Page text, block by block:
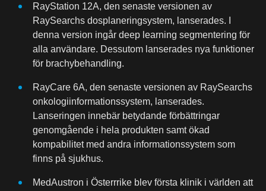
RayStation 12A, den senaste versionen av
RaySearchs dosplaneringsystem, lanserades. I
denna version ingår deep learning segmentering för
alla användare. Dessutom lanserades nya funktioner
för brachybehandling.
RayCare 6A, den senaste versionen av RaySearchs
onkologiinformationssystem, lanserades.
Lanseringen innebär betydande förbättringar
genomgående i hela produkten samt ökad
kompabilitet med andra informationssystem som
finns på sjukhus.
MedAustron i Österrrike blev första klinik i världen att